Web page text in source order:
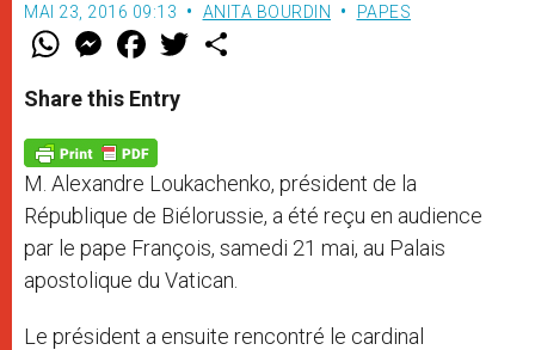
MAI 23, 2016 09:13 ANITA BOURDIN PAPES
W
t
s
p
p
M
e
s
e
g
e
r
F
a
e
b
o
k
w
Share this Entry
M. Alexandre Loukachenko, président de la
République de Biélorussie, a été reçu en audience
par le pape François, samedi 21 mai, au Palais
apostolique du Vatican.
Le président a ensuite rencontré le cardinal